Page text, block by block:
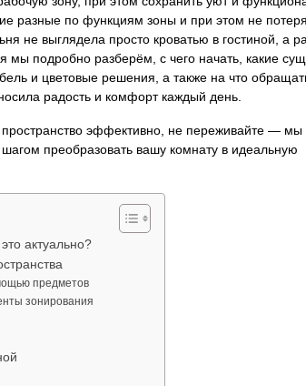
разные по функциям зоны и при этом не
не выглядела просто кроватью в гостиной, а
мы подробно разберём, с чего начать, какие
и цветовые решения, а также на что
радость и комфорт каждый день.
пространство эффективно, не переживайте —
преобразовать вашу комнату в идеальную
актуально?
предметов
зонирования